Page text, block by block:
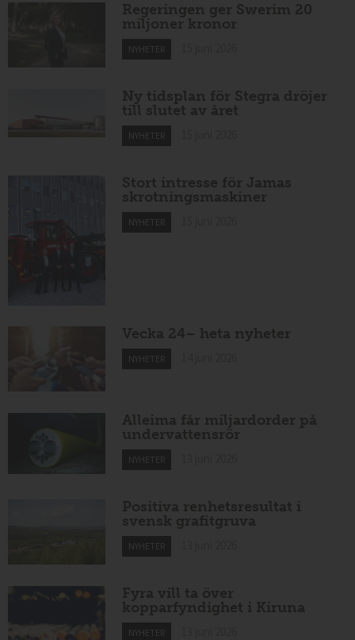
Regeringen ger Swerim 20
miljoner kronor
NYHETER
Ny tidsplan för Stegra dröjer
till slutet av året
NYHETER
Stort intresse för Jamas
skrotningsmaskiner
NYHETER
Vecka 24– heta nyheter
NYHETER
Alleima får miljardorder på
undervattensrör
NYHETER
Positiva renhetsresultat i
svensk grafitgruva
NYHETER
Fyra vill ta över
kopparfyndighet i Kiruna
NYHETER